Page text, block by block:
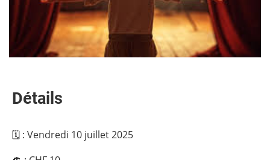
Détails
🗓 : Vendredi 10 juillet 2025